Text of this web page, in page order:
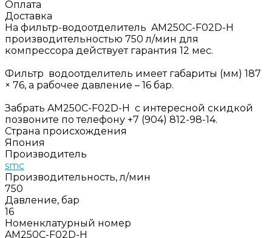
Оплата
Доставка
На фильтр-водоотделитель AM250C-F02D-H
производительностью 750 л/мин для
компрессора действует гарантия 12 мес.
Фильтр водоотделитель имеет габариты (мм) 187
× 76, а рабочее давление – 16 бар.
Забрать AM250C-F02D-H с интересной скидкой
позвоните по телефону +7 (904) 812-98-14.
Страна происхождения
Япония
Производитель
smc
Производительность, л/мин
750
Давление, бар
16
Номенклатурный номер
AM250C-F02D-H